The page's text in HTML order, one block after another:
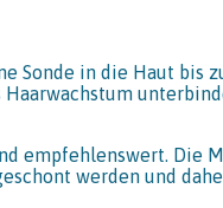
Sonde in die Haut bis
empfehlenswert. Die
werden und